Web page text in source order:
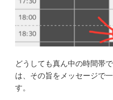
どうしても真ん中の時間帯
は、その旨をメッセージで
す。